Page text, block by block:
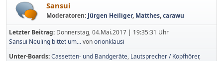
Sansui
Moderatoren: Jürgen Heiliger, Matthes,carawu
Letzter Beitrag: Donnerstag, 04.Mai.2017 | 19:35:31 Uhr
Sansui Neuling bittet um...vonorionklausi
Unter-Boards Cassetten- und Bandgeräte Lautsprecher / Kopfhörer